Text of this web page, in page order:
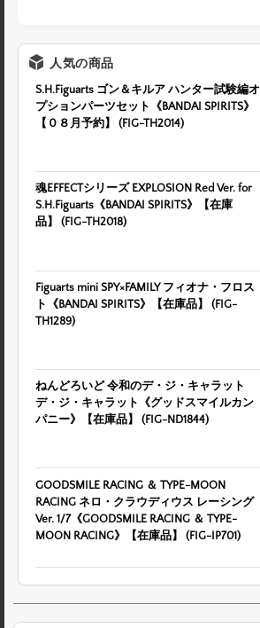
人気の商品
S.H.Figuarts ゴン＆キルア ハンター試験編オ
プションパーツセット《BANDAI SPIRITS》
【０８月予約】 (FIG-TH2014)
魂EFFECTシリーズ EXPLOSION Red Ver. for
S.H.Figuarts《BANDAI SPIRITS》【在庫
品】 (FIG-TH2018)
Figuarts mini SPY×FAMILY フィオナ・フロス
ト《BANDAI SPIRITS》【在庫品】 (FIG-
TH1289)
ねんどろいど 令和のデ・ジ・キャラット
デ・ジ・キャラット《グッドスマイルカン
パニー》【在庫品】 (FIG-ND1844)
GOODSMILE RACING ＆ TYPE-MOON
RACING ネロ・クラウディウス レーシング
Ver. 1/7《GOODSMILE RACING ＆ TYPE-
MOON RACING》【在庫品】 (FIG-IP701)